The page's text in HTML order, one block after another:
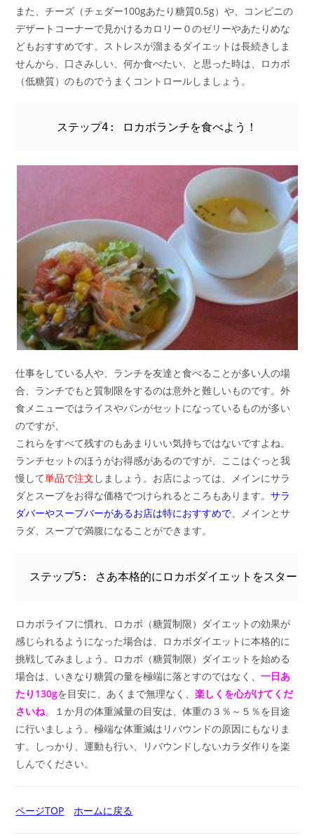
また、チーズ（チェダー100gあたり糖質0.5g）や、コンビニの
デザートコーナーで見かけるカロリー０のゼリーやあたりめな
どもおすすめです。ストレスが溜まるダイエットは長続きしま
せんから、口さみしい、何か食べたい、と思った時は、ロカボ
（低糖質）のものでうまくコントロールしましょう。
ステップ4: ロカボランチを食べよう！
仕事をしている人や、ランチを友達と食べることが多い人の場
合、ランチでもと質制限をするのは意外と難しいものです。外
食メニューではライスやパンがセットになっているものが多い
のですが、
これらをすべて残すのもあまりいい気持ちではないですよね。
ランチセットのほうがお得感があるのですが、ここはぐっと我
慢して単品で注文 しましょう。お店によっては、メインにサラ
ダとスープをお得な価格でつけられるところもあります。サラ
ダバーやスープバーがあるお店は特におすすめで、メインとサ
ラダ、スープで満腹になることができます。
ステップ5: さあ本格的にロカボダイエットをスタート
ロカボライフに慣れ、ロカボ（糖質制限）ダイエットの効果が
感じられるようになった場合は、ロカボダイエットに本格的に
挑戦してみましょう。ロカボ（糖質制限）ダイエットを始める
場合は、いきなり糖質の量を極端に落とすのではなく、一日あ
たり130gを目安に、あくまで無理なく、楽しくを心がけてくだ
さいね。１か月の体重減量の目安は、体重の３％～５％を目途
に行いましょう。極端な体重減はリバウンドの原因にもなりま
す。しっかり、運動も行い、リバウンドしないカラダ作りを楽
しんでください。
ページTOP ホームに戻る